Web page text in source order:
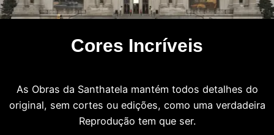
Cores Incríveis
As Obras da Santhatela mantém todos detalhes do
original, sem cortes ou edições, como uma verdadeira
Reprodução tem que ser.